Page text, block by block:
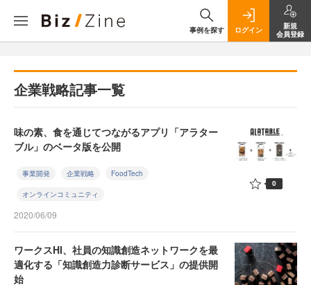
事例を探す ログイン
新規
会員登録
企業戦略記事一覧
味の素、食を通じてつながるアプリ「アラター
ブル」のベータ版を公開
事業開発 企業戦略 FoodTech
オンラインコミュニティ
2020/06/09
0
ワークスHI、社員の知識創造ネットワークを最
適化する「知識創造力診断サービス」の提供開
始